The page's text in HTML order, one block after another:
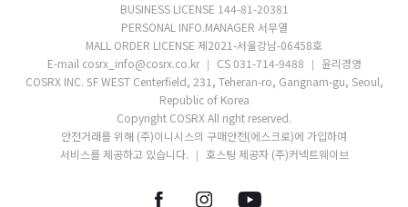
BUSINESS LICENSE 144-81-20381
PERSONAL INFO.MANAGER 서무열
MALL ORDER LICENSE 제2021-서울강남-06458호
E-mail cosrx_info@cosrx.co.kr
CS 031-714-9488
윤리경영
COSRX INC. 5F WEST Centerfield, 231, Teheran-ro, Gangnam-gu, Seoul,
Republic of Korea
Copyright COSRX All right reserved.
안전거래를 위해 (주)이니시스의 구매안전(에스크로)에 가입하여
서비스를 제공하고 있습니다.
호스팅 제공자 (주)커넥트웨이브